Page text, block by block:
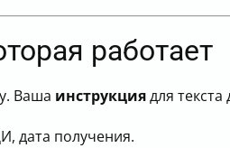
работает
Ваша инструкциядля
дата получения.